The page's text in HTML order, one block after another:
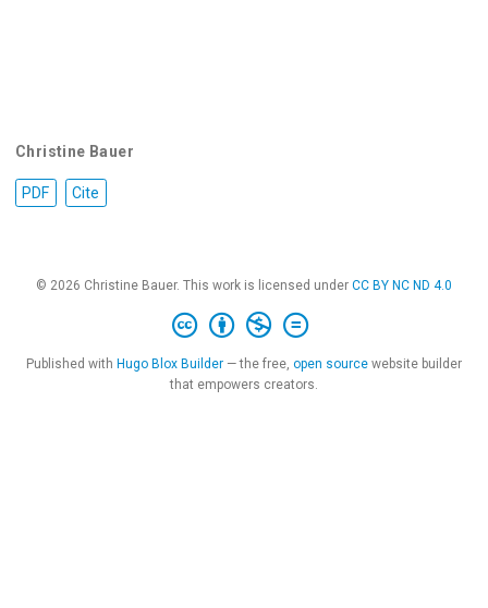
Christine Bauer
PDF Cite
© 2026 Christine Bauer. This work is licensed under CC BY NC ND 4.0
Published with Hugo Blox Builder — the free, open source website builder
that empowers creators.